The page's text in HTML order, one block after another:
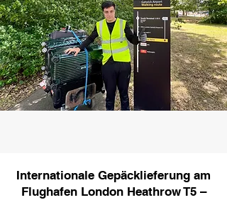
Internationale Gepäcklieferung am
Flughafen London Heathrow T5 –